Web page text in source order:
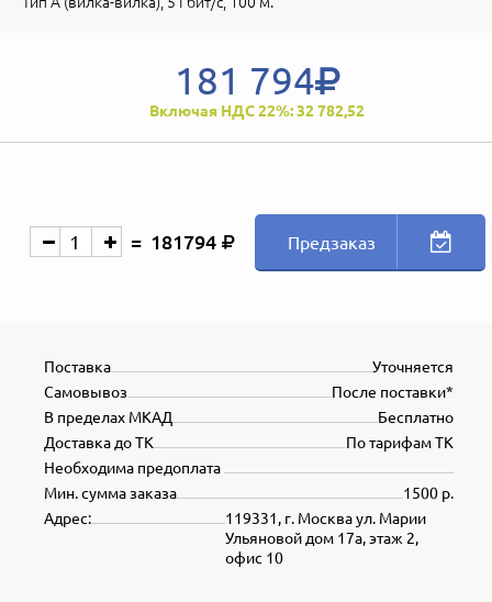
181 794
Включая НДС 22%: 32 782,52
181794 Предзаказ
Уточняется
Поставка
После поставки*
Самовывоз
Бесплатно
В пределах МКАД
По тарифам ТК
Доставка до ТК
Необходима предоплата
1500 р.
Мин. сумма заказа
119331, г. Москва ул. Марии
Ульяновой дом 17а, этаж 2,
офис 10
Адрес: